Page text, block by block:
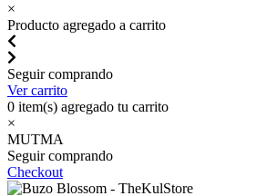
×
Producto agregado a carrito
Seguir comprando
Ver carrito
0 item(s) agregado tu carrito
×
MUTMA
Seguir comprando
Checkout